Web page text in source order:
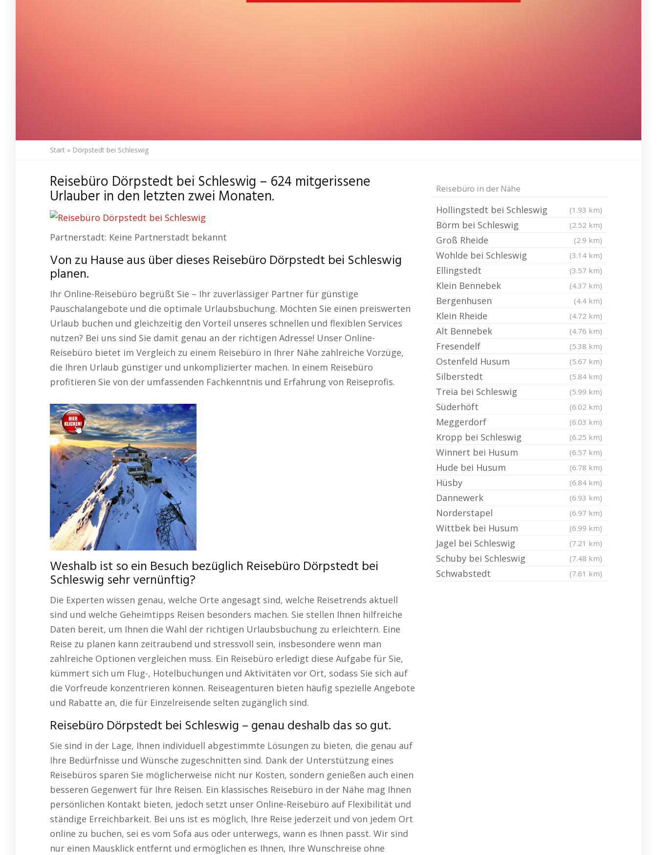
Start » Dörpstedt bei Schleswig
Reisebüro Dörpstedt bei Schleswig – 624 mitgerissene
Urlauber in den letzten zwei Monaten.
Partnerstadt: Keine Partnerstadt bekannt
Von zu Hause aus über dieses Reisebüro Dörpstedt bei Schleswig
planen.
Ihr Online-Reisebüro begrüßt Sie – Ihr zuverlässiger Partner für günstige
Pauschalangebote und die optimale Urlaubsbuchung. Möchten Sie einen preiswerten
Urlaub buchen und gleichzeitig den Vorteil unseres schnellen und flexiblen Services
nutzen? Bei uns sind Sie damit genau an der richtigen Adresse! Unser Online-
Reisebüro bietet im Vergleich zu einem Reisebüro in Ihrer Nähe zahlreiche Vorzüge,
die Ihren Urlaub günstiger und unkomplizierter machen. In einem Reisebüro
profitieren Sie von der umfassenden Fachkenntnis und Erfahrung von Reiseprofis.
Weshalb ist so ein Besuch bezüglich Reisebüro Dörpstedt bei
Schleswig sehr vernünftig?
Die Experten wissen genau, welche Orte angesagt sind, welche Reisetrends aktuell
sind und welche Geheimtipps Reisen besonders machen. Sie stellen Ihnen hilfreiche
Daten bereit, um Ihnen die Wahl der richtigen Urlaubsbuchung zu erleichtern. Eine
Reise zu planen kann zeitraubend und stressvoll sein, insbesondere wenn man
zahlreiche Optionen vergleichen muss. Ein Reisebüro erledigt diese Aufgabe für Sie,
kümmert sich um Flug-, Hotelbuchungen und Aktivitäten vor Ort, sodass Sie sich auf
die Vorfreude konzentrieren können. Reiseagenturen bieten häufig spezielle Angebote
und Rabatte an, die für Einzelreisende selten zugänglich sind.
Reisebüro Dörpstedt bei Schleswig – genau deshalb das so gut.
Sie sind in der Lage, Ihnen individuell abgestimmte Lösungen zu bieten, die genau auf
Ihre Bedürfnisse und Wünsche zugeschnitten sind. Dank der Unterstützung eines
Reisebüros sparen Sie möglicherweise nicht nur Kosten, sondern genießen auch einen
besseren Gegenwert für Ihre Reisen. Ein klassisches Reisebüro in der Nähe mag Ihnen
persönlichen Kontakt bieten, jedoch setzt unser Online-Reisebüro auf Flexibilität und
ständige Erreichbarkeit. Bei uns ist es möglich, Ihre Reise jederzeit und von jedem Ort
online zu buchen, sei es vom Sofa aus oder unterwegs, wann es Ihnen passt. Wir sind
nur einen Mausklick entfernt und ermöglichen es Ihnen, Ihre Wunschreise ohne
Reisebüro in der Nähe
Hollingstedt bei Schleswig (1.93 km)
Börm bei Schleswig (2.52 km)
Groß Rheide (2.9 km)
Wohlde bei Schleswig (3.14 km)
Ellingstedt (3.57 km)
Klein Bennebek (4.37 km)
Bergenhusen (4.4 km)
Klein Rheide (4.72 km)
Alt Bennebek (4.76 km)
Fresendelf (5.38 km)
Ostenfeld Husum (5.67 km)
Silberstedt (5.84 km)
Treia bei Schleswig (5.99 km)
Süderhöft (6.02 km)
Meggerdorf (6.03 km)
Kropp bei Schleswig (6.25 km)
Winnert bei Husum (6.57 km)
Hude bei Husum (6.78 km)
Hüsby (6.84 km)
Dannewerk (6.93 km)
Norderstapel (6.97 km)
Wittbek bei Husum (6.99 km)
Jagel bei Schleswig (7.21 km)
Schuby bei Schleswig (7.48 km)
Schwabstedt (7.61 km)